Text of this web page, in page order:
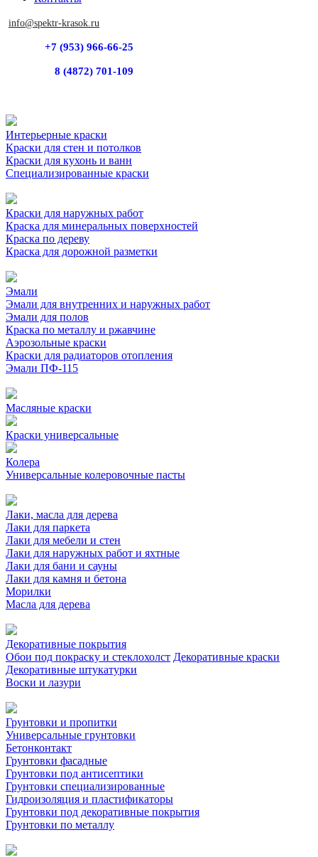
info@spektr-krasok.ru
+7 (953) 966-66-25
8 (4872) 701-109
Интерьерные краски
Краски для стен и потолков
Краски для кухонь и ванн
Специализированные краски
Краски для наружных работ
Краска для минеральных поверхностей
Краска по дереву
Краска для дорожной разметки
Эмали
Эмали для внутренних и наружных работ
Эмали для полов
Краска по металлу и ржавчине
Аэрозольные краски
Краски для радиаторов отопления
Эмали ПФ-115
Масляные краски
Краски универсальные
Колера
Универсальные колеровочные пасты
Лаки, масла для дерева
Лаки для паркета
Лаки для мебели и стен
Лаки для наружных работ и яхтные
Лаки для бани и сауны
Лаки для камня и бетона
Морилки
Масла для дерева
Декоративные покрытия
Обои под покраску и стеклохолст Декоративные краски
Декоративные штукатурки
Воски и лазури
Грунтовки и пропитки
Универсальные грунтовки
Бетонконтакт
Грунтовки фасадные
Грунтовки под антисептики
Грунтовки специализированные
Гидроизоляция и пластификаторы
Грунтовки под декоративные покрытия
Грунтовки по металлу